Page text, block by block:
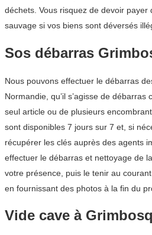
déchets. Vous risquez de devoir
sauvage si vos biens sont déversés
Sos débarras
Nous pouvons effectuer le débarras
Normandie, qu’il s’agisse de débarras
seul article ou de plusieurs
sont disponibles 7 jours sur 7 et, si
récupérer les clés auprès des agents
effectuer le débarras et nettoyage de
votre présence, puis le tenir au
en fournissant des photos à la fin du
Vide cave à Grimbosq